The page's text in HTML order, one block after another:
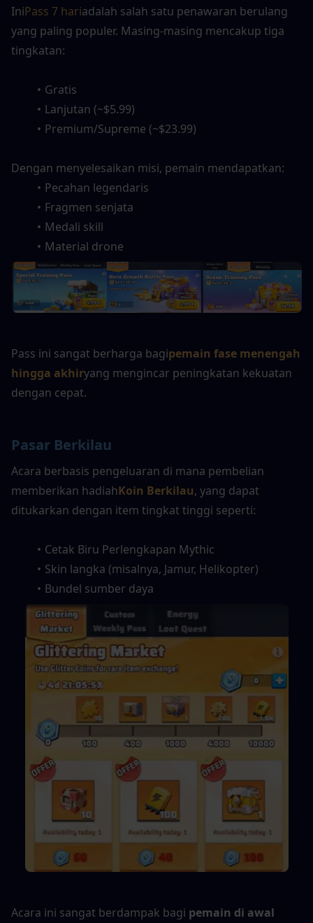
IniPass 7 hariadalah salah satu penawaran berulang
yang paling populer. Masing-masing mencakup tiga
tingkatan:
Gratis
Lanjutan (~$5.99)
Premium/Supreme (~$23.99)
Dengan menyelesaikan misi, pemain mendapatkan:
Pecahan legendaris
Fragmen senjata
Medali skill
Material drone
Pass ini sangat berharga bagipemain fase menengah
hingga akhiryang mengincar peningkatan kekuatan
dengan cepat.
Pasar Berkilau
Acara berbasis pengeluaran di mana pembelian
memberikan hadiahKoin Berkilau, yang dapat
ditukarkan dengan item tingkat tinggi seperti:
Cetak Biru Perlengkapan Mythic
Skin langka (misalnya, Jamur, Helikopter)
Bundel sumber daya
Acara ini sangat berdampak bagi pemain di awal